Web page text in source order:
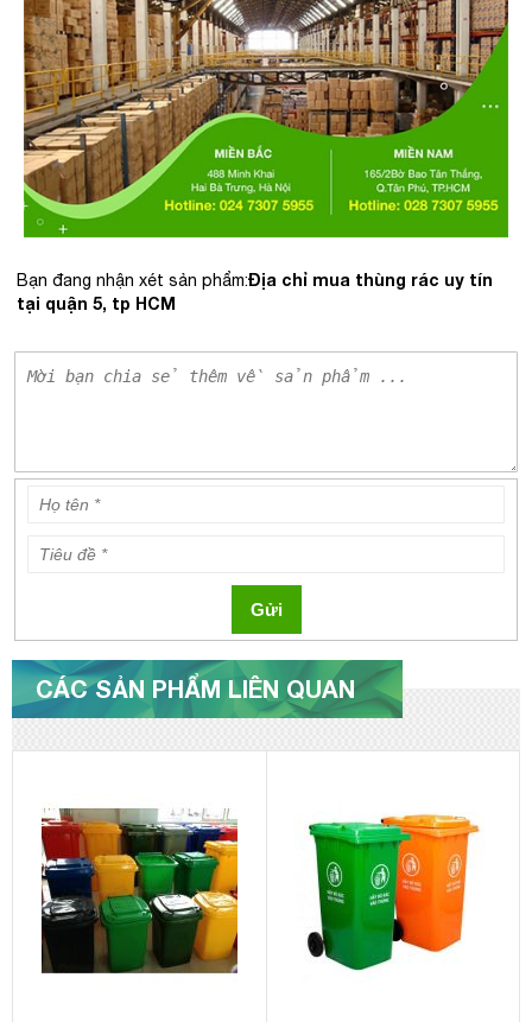
Bạn đang nhận xét sản phẩm:Địa chỉ mua thùng rác uy tín
tại quận 5, tp HCM
Gửi
CÁC SẢN PHẨM LIÊN QUAN